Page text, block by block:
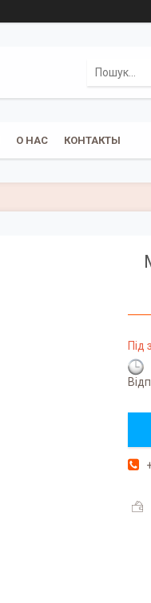
О НАС КОНТАКТЫ
Під